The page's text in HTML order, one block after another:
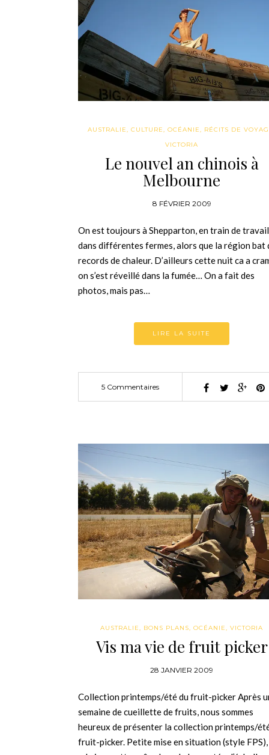
AUSTRALIE, CULTURE, OCÉANIE, RÉCITS DE
VICTORIA
Le nouvel an chinois à
Melbourne
8 FÉVRIER 2009
On est toujours à Shepparton, en train de
dans différentes fermes, alors que la région bat
records de chaleur. D’ailleurs cette nuit ca a
on s’est réveillé dans la fumée… On a fait des
photos, mais pas…
LIRE LA SUITE
5 Commentaires
AUSTRALIE, BONS PLANS, OCÉANIE, VICTORIA
Vis ma vie de fruit picker
28 JANVIER 2009
Collection printemps/été du fruit-picker Après
semaine de cueillette de fruits, nous sommes
heureux de présenter la collection printemps/
fruit-picker. Petite mise en situation (style FPS),